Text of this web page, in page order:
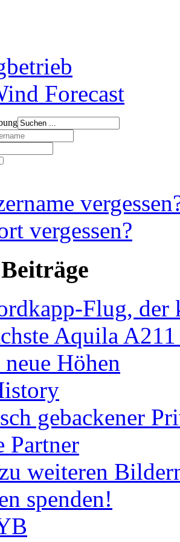
Forecast
vergessen?
Flug, der
Aquila
Höhen
gebackener
Partner
weiteren
spenden!